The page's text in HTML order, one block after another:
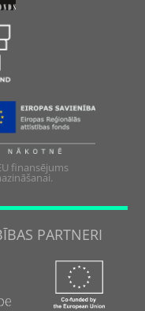
finansējums
PARTNERI